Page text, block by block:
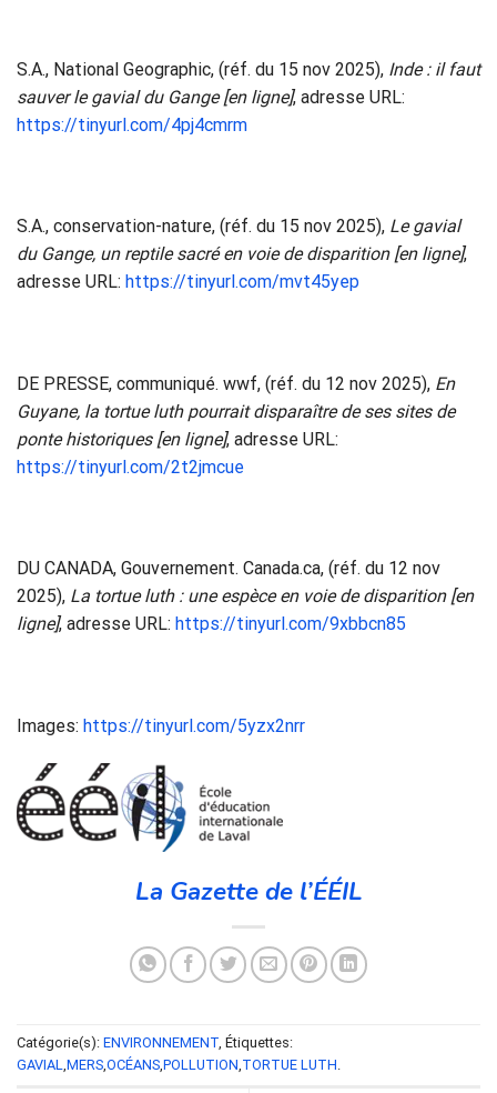
S.A., National Geographic, (réf. du 15 nov 2025), Inde : il faut
sauver le gavial du Gange [en ligne], adresse URL:
https://tinyurl.com/4pj4cmrm
S.A., conservation-nature, (réf. du 15 nov 2025), Le gavial
du Gange, un reptile sacré en voie de disparition [en ligne],
adresse URL: https://tinyurl.com/mvt45yep
DE PRESSE, communiqué. wwf, (réf. du 12 nov 2025), En
Guyane, la tortue luth pourrait disparaître de ses sites de
ponte historiques [en ligne], adresse URL:
https://tinyurl.com/2t2jmcue
DU CANADA, Gouvernement. Canada.ca, (réf. du 12 nov
2025), La tortue luth : une espèce en voie de disparition [en
ligne], adresse URL: https://tinyurl.com/9xbbcn85
Images: https://tinyurl.com/5yzx2nrr
La Gazette de l’ÉÉIL
Catégorie(s): ENVIRONNEMENT, Étiquettes:
GAVIAL,MERS,OCÉANS,POLLUTION,TORTUE LUTH.